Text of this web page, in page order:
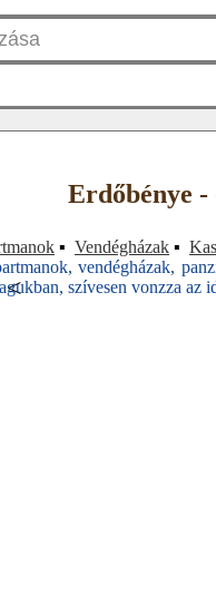
<
Erdőbénye -
▪ Vendégházak ▪
vendégházak,
szívesen vonzza az